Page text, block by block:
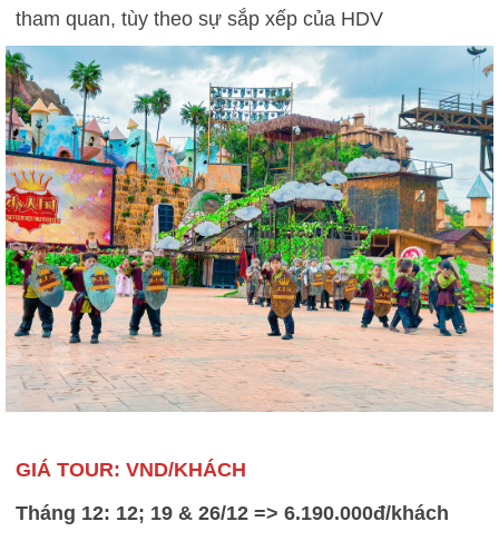
tham quan, tùy theo sự sắp xếp của HDV
GIÁ TOUR: VND/KHÁCH
Tháng 12: 12; 19 & 26/12 => 6.190.000đ/khách